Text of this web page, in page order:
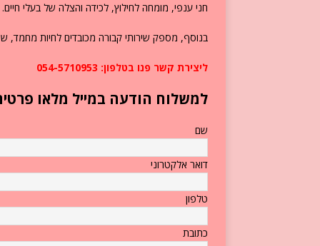
חני ענפי, מומחה לחילוץ, לכידה והצלה של בעלי חיים.
בנוסף, מספק שירותי קבורה מכובדים לחיות מחמד,
ליצירת קשר פנו בטלפון: 054-5710953
למשלוח הודעה במייל מלאו
שם
דואר אלקטרוני
טלפון
כתובת